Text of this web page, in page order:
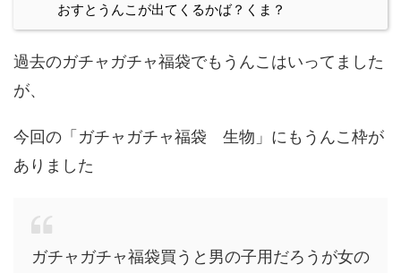
おすとうんこが出てくるかば？くま？
過去のガチャガチャ福袋でもうんこはいってました
が、
今回の「ガチャガチャ福袋 生物」にもうんこ枠が
ありました
ガチャガチャ福袋買うと男の子用だろうが女の